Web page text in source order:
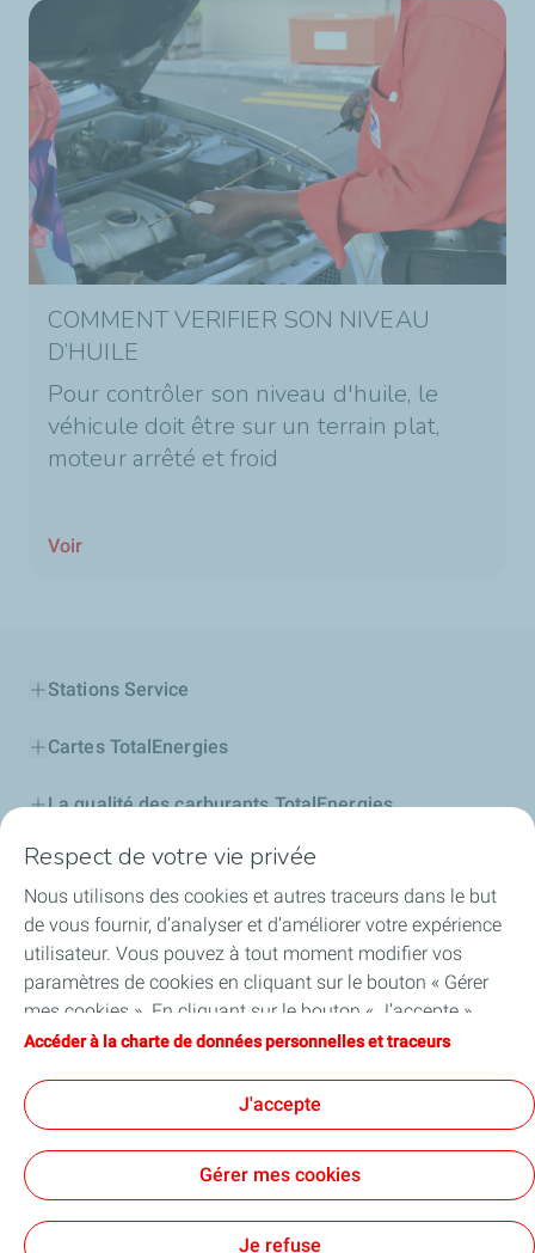
COMMENT VERIFIER SON NIVEAU
D’HUILE
Pour contrôler son niveau d'huile, le
véhicule doit être sur un terrain plat,
moteur arrêté et froid
Voir
Stations Service
Cartes TotalEnergies
La qualité des carburants TotalEnergies
Lubrifiants
Gaz
Professionnels
Football
Découvrez EXCELLIUM
Accessibilité: partiellement conforme
Respect de votre vie privée
Nous utilisons des cookies et autres traceurs dans le but
de vous fournir, d’analyser et d’améliorer votre expérience
utilisateur. Vous pouvez à tout moment modifier vos
paramètres de cookies en cliquant sur le bouton « Gérer
mes cookies ». En cliquant sur le bouton « J’accepte »,
vous acceptez le dépôt de l’ensemble des cookies. Dans le
techniques nécessaires au bon fonctionnement du site
seront utilisés. Pour plus d’informations, vous pouvez
consulter la page « Charte de données personnelles et
traceurs ».
Accéder à la charte de données personnelles et traceurs
J'accepte
Gérer mes cookies
Je refuse